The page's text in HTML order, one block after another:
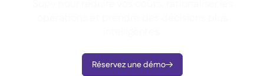
Réservez une démo